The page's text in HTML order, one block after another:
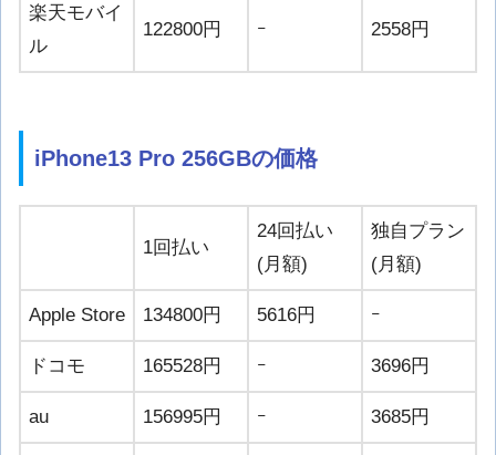
楽天モバイ
ル
122800円 ｰ 2558円
iPhone13 Pro 256GBの価格
1回払い
24回払い
(月額)
独自プラン
(月額)
Apple Store 134800円 5616円 ｰ
ドコモ 165528円 ｰ 3696円
au 156995円 ｰ 3685円